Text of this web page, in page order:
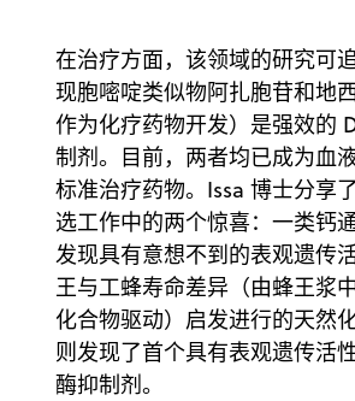
在治疗方面，该领域的研究可
现胞嘧啶类似物阿扎胞苷和地
作为化疗药物开发）是强效的
制剂。目前，两者均已成为血
标准治疗药物。Issa 博士分享
选工作中的两个惊喜：一类钙
发现具有意想不到的表观遗传
王与工蜂寿命差异（由蜂王浆
化合物驱动）启发进行的天然
则发现了首个具有表观遗传活
酶抑制剂。